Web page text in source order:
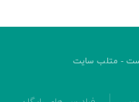
- متلب سایت